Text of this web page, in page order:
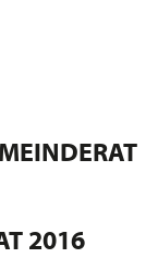
2016